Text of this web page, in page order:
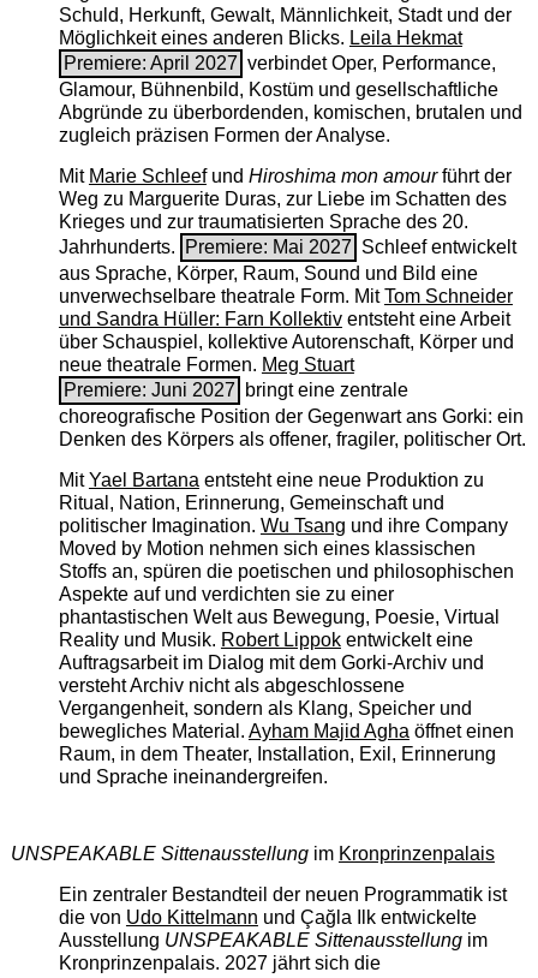
Schuld, Herkunft, Gewalt, Männlichkeit, Stadt und der
Möglichkeit eines anderen Blicks. Leila Hekmat
Premiere: April 2027 verbindet Oper, Performance,
Glamour, Bühnenbild, Kostüm und gesellschaftliche
Abgründe zu überbordenden, komischen, brutalen und
zugleich präzisen Formen der Analyse.
Mit Marie Schleefund Hiroshima mon amourführt der
Weg zu Marguerite Duras, zur Liebe im Schatten des
Krieges und zur traumatisierten Sprache des 20.
Jahrhunderts.
Premiere: Mai 2027 Schleef entwickelt
aus Sprache, Körper, Raum, Sound und Bild eine
unverwechselbare theatrale Form. MitTom Schneider
und Sandra Hüller: Farn Kollektiventsteht eine Arbeit
über Schauspiel, kollektive Autorenschaft, Körper und
neue theatrale Formen. Meg Stuart
Premiere: Juni 2027
bringt eine zentrale
choreografische Position der Gegenwart ans Gorki: ein
Denken des Körpers als offener, fragiler, politischer Ort.
MitYael Bartanaentsteht eine neue Produktion zu
Ritual, Nation, Erinnerung, Gemeinschaft und
politischer Imagination. Wu Tsang und ihre Company
Moved by Motion nehmen sich eines klassischen
Stoffs an, spüren die poetischen und philosophischen
Aspekte auf und verdichten sie zu einer
phantastischen Welt aus Bewegung, Poesie, Virtual
Reality und Musik. Robert Lippokentwickelt eine
Auftragsarbeit im Dialog mit dem Gorki-Archiv und
versteht Archiv nicht als abgeschlossene
Vergangenheit, sondern als Klang, Speicher und
bewegliches Material. Ayham Majid Aghaöffnet einen
Raum, in dem Theater, Installation, Exil, Erinnerung
und Sprache ineinandergreifen.
UNSPEAKABLE Sittenausstellungim Kronprinzenpalais
Ein zentraler Bestandteil der neuen Programmatik ist
die von Udo Kittelmann und Çağla Ilk entwickelte
Ausstellung UNSPEAKABLE Sittenausstellungim
Kronprinzenpalais. 2027 jährt sich die